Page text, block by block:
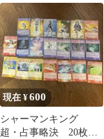
フェルノ スーパーレ
ア 084/261
現在 ¥600
シャーマンキング
超・占事略決 20枚